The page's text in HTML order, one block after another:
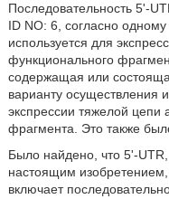
Последовательность 5'-
ID NO: 6, согласно
используется для
функционального
содержащая или
варианту осуществления
экспрессии тяжелой цепи
фрагмента. Это также
Было найдено, что 5'-UTR,
настоящим изобретением,
включает